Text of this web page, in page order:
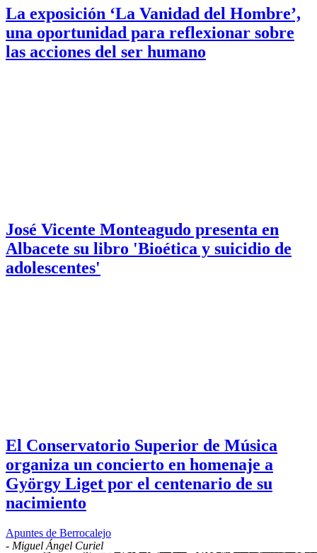
La exposición ‘La Vanidad del Hombre’,
una oportunidad para reflexionar sobre
las acciones del ser humano
José Vicente Monteagudo presenta en
Albacete su libro 'Bioética y suicidio de
adolescentes'
El Conservatorio Superior de Música
organiza un concierto en homenaje a
György Liget por el centenario de su
nacimiento
Apuntes de Berrocalejo
- Miguel Ángel Curiel